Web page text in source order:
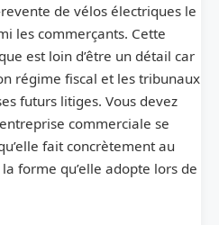
de vélos électriques le
les commerçants. Cette
est loin d’être un détail car
régime fiscal et les tribunaux
futurs litiges. Vous devez
commerciale se
fait concrètement au
forme qu’elle adopte lors de